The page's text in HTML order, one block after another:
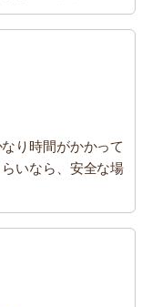
り時間がかかって
いなら、安全な場